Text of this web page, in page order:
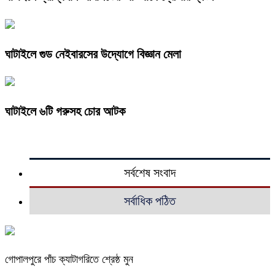
ঘাটাইলে গুড নেইবারসের উদ্যোগে বিজ্ঞান মেলা
ঘাটাইলে ৬টি গরুসহ চোর আটক
সর্বশেষ সংবাদ
সর্বাধিক পঠিত
গোপালপুরে পাঁচ ক্যাটাগরিতে শ্রেষ্ঠ মুন